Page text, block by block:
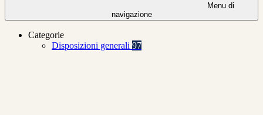
Menu di
navigazione
Categorie
Disposizioni generali 97